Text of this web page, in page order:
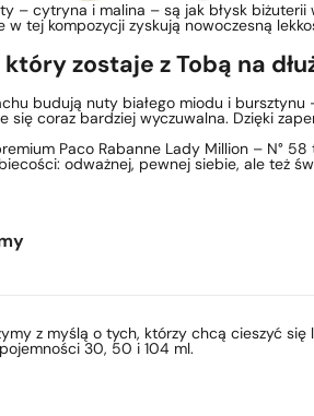
– cytryna i malina – są jak błysk
w tej kompozycji zyskują nowoczesną
który zostaje z Tobą na
budują nuty białego miodu i bursztynu
się coraz bardziej wyczuwalna. Dzięki
Paco Rabanne Lady Million – N°
odważnej, pewnej siebie, ale też
z myślą o tych, którzy chcą cieszyć
30, 50 i 104 ml.